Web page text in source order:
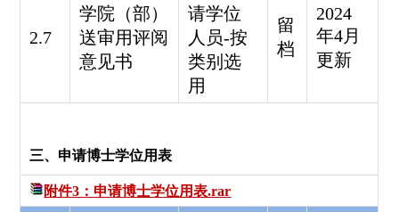
2.7
学院（部）
送审用评阅
意见书
请学位
人员-按
类别选
用
留
档
2024
年4月
更新
三、申请博士学位用表
附件3：申请博士学位用表.rar